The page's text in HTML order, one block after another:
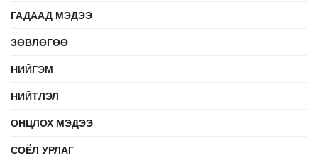
ГАДААД МЭДЭЭ
ЗӨВЛӨГӨӨ
НИЙГЭМ
НИЙТЛЭЛ
ОНЦЛОХ МЭДЭЭ
СОЁЛ УРЛАГ